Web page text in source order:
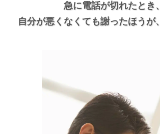
急に電話が切れたとき、
自分が悪くなくても謝ったほうが、